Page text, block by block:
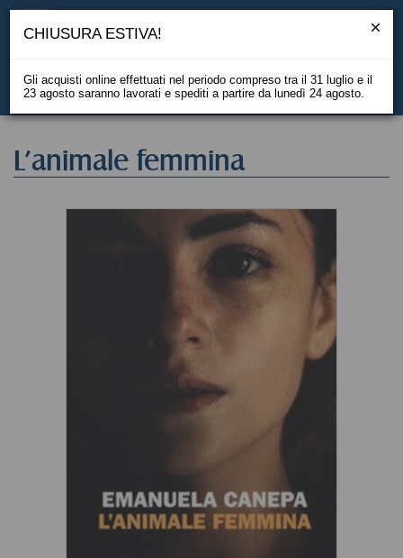
EN
L'animale femmina
CHIUSURA ESTIVA!
Gli acquisti online effettuati nel periodo compreso tra il 31 luglio e il
23 agosto saranno lavorati e spediti a partire da lunedì 24 agosto.